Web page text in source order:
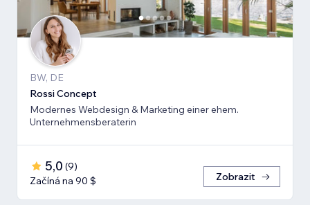
BW, DE
Rossi Concept
Modernes Webdesign & Marketing einer ehem.
Unternehmensberaterin
5,0 (9)
Začíná na 90 $
Zobrazit